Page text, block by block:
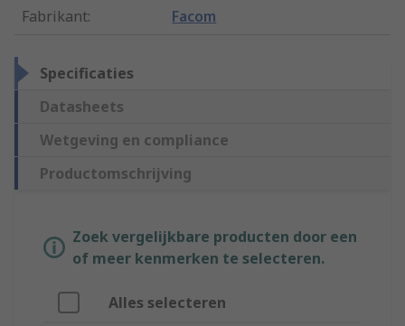
Fabrikant: Facom
Specificaties
Datasheets
Wetgeving en compliance
Productomschrijving
Zoek vergelijkbare producten door een
of meer kenmerken te selecteren.
Alles selecteren